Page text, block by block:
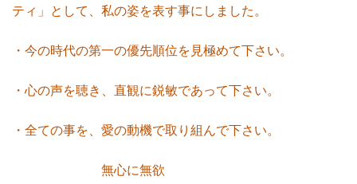
ティ」として、私の姿を表す事にしました。
・今の時代の第一の優先順位を見極めて下さい。
・心の声を聴き、直観に鋭敏であって下さい。
・全ての事を、愛の動機で取り組んで下さい。
無心に無欲